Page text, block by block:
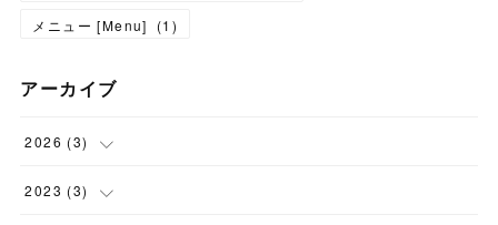
メニュー [Menu]
(1 )
アーカイブ
2026 (3)
(1
2023 (3)